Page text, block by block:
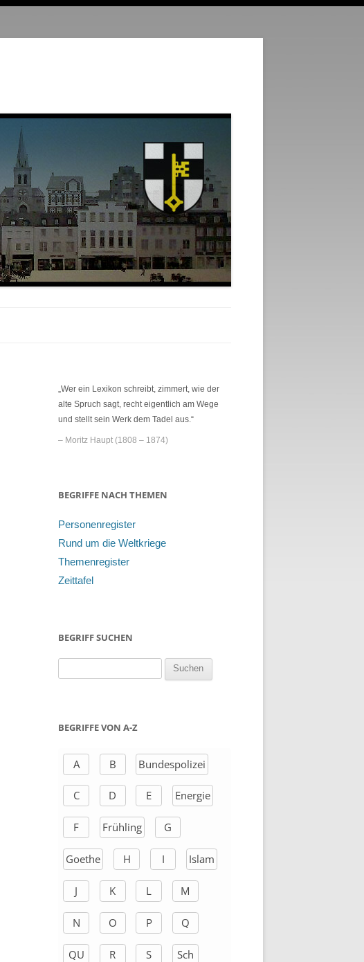
„Wer ein Lexikon schreibt, zimmert, wie der
alte Spruch sagt, recht eigentlich am Wege
und stellt sein Werk dem Tadel aus.“
– Moritz Haupt (1808 – 1874)
BEGRIFFE NACH THEMEN
Personenregister
Rund um die Weltkriege
Themenregister
Zeittafel
BEGRIFF SUCHEN
h
h
BEGRIFFE VON A-Z
A B Bundespolizei
C D E Energie
F Frühling G
Goethe H I Islam
J K L M
N O P Q
QU R S Sch